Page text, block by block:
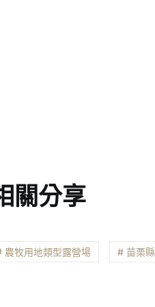
關分享
農牧用地類型露營場 # 苗栗